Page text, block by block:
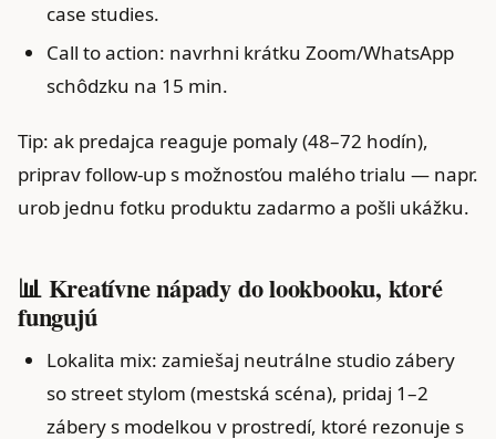
case studies.
Call to action: navrhni krátku Zoom/WhatsApp
schôdzku na 15 min.
Tip: ak predajca reaguje pomaly (48–72 hodín),
priprav follow‑up s možnosťou malého trialu — napr.
urob jednu fotku produktu zadarmo a pošli ukážku.
📊 Kreatívne nápady do lookbooku, ktoré
fungujú
Lokalita mix: zamiešaj neutrálne studio zábery
so street stylom (mestská scéna), pridaj 1–2
zábery s modelkou v prostredí, ktoré rezonuje s